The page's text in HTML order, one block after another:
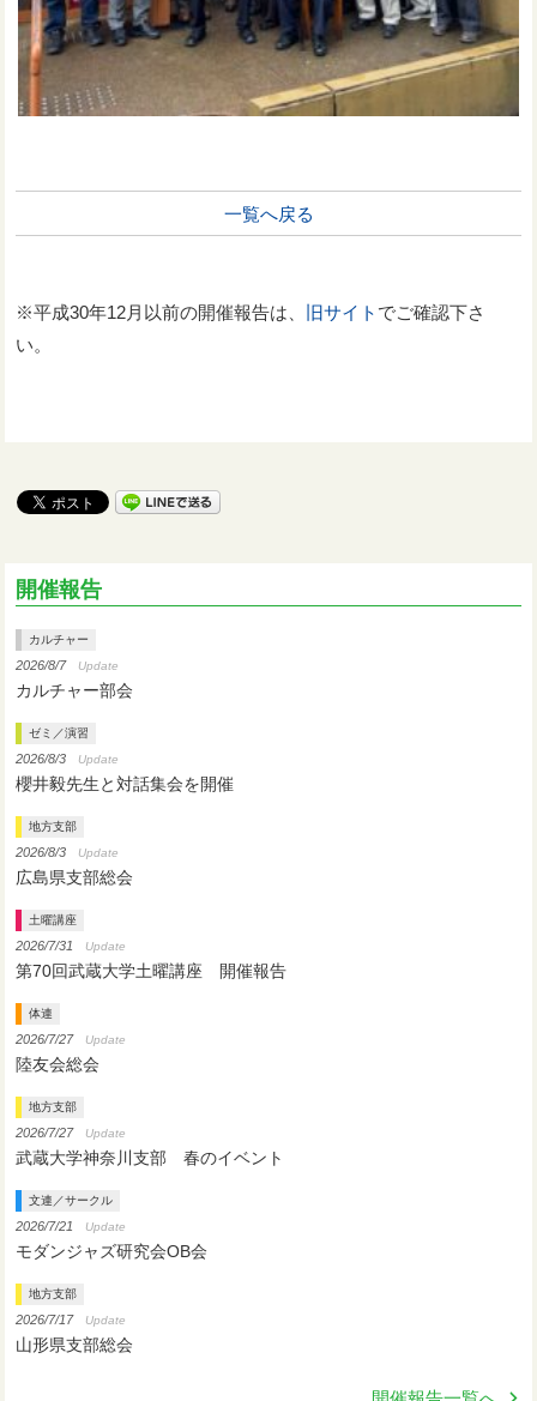
一覧へ戻る
※平成30年12月以前の開催報告は、 旧サイト でご確認下さ
い。
開催報告
カルチャー
2026/8/7 Update
カルチャー部会
ゼミ／演習
2026/8/3 Update
櫻井毅先生と対話集会を開催
地方支部
2026/8/3 Update
広島県支部総会
土曜講座
2026/7/31 Update
第70回武蔵大学土曜講座 開催報告
体連
2026/7/27 Update
陸友会総会
地方支部
2026/7/27 Update
武蔵大学神奈川支部 春のイベント
文連／サークル
2026/7/21 Update
モダンジャズ研究会OB会
地方支部
2026/7/17 Update
山形県支部総会